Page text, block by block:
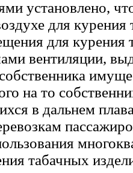
установлено,
для курения
для курения
вентиляции,
на то
в дальнем
табачных